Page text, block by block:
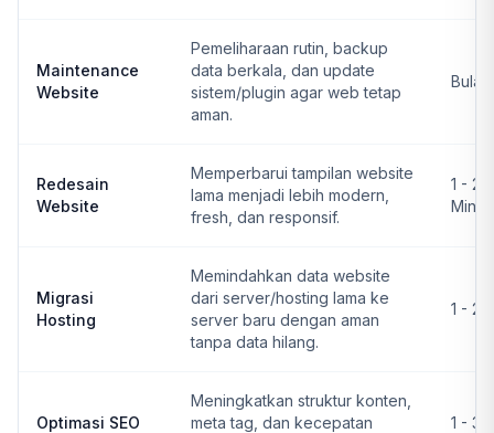
Maintenance
Website
Pemeliharaan rutin, backup
data berkala, dan update
sistem/plugin agar web tetap
aman.
Redesain
Website
Memperbarui tampilan website
lama menjadi lebih modern,
fresh, dan responsif.
1 - 2
Migrasi
Hosting
Memindahkan data website
dari server/hosting lama ke
server baru dengan aman
tanpa data hilang.
1 - 2
Optimasi SEO
Meningkatkan struktur konten,
meta tag, dan kecepatan
1 - 3